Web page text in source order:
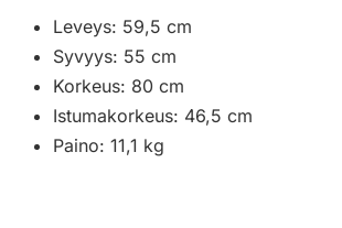
Leveys: 59,5 cm
Syvyys: 55 cm
Korkeus: 80 cm
Istumakorkeus: 46,5 cm
Paino: 11,1 kg